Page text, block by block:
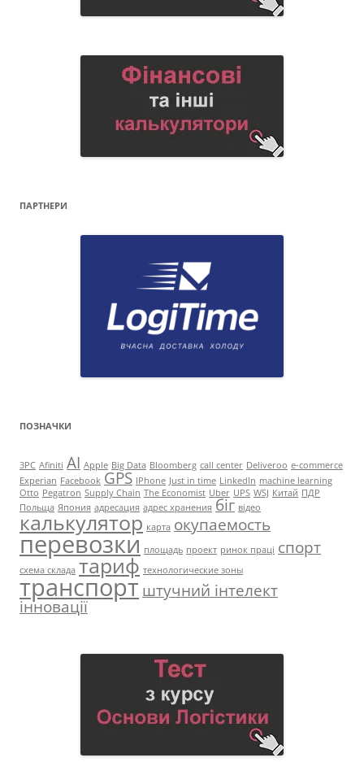
ПАРТНЕРИ
ПОЗНАЧКИ
3PC Afiniti AI Apple Big Data Bloomberg call center Deliveroo e-commerce
Experian Facebook GPS IPhone Just in time LinkedIn machine learning
Otto Pegatron Supply Chain The Economist Uber UPS WSJ Китай ПДР
Польща Япония адресация адрес хранения біг відео
калькулятор карта окупаемость
перевозки площадь проект ринок праці спорт
схема склада тариф технологические зоны
транспортштучний інтелект
інновації